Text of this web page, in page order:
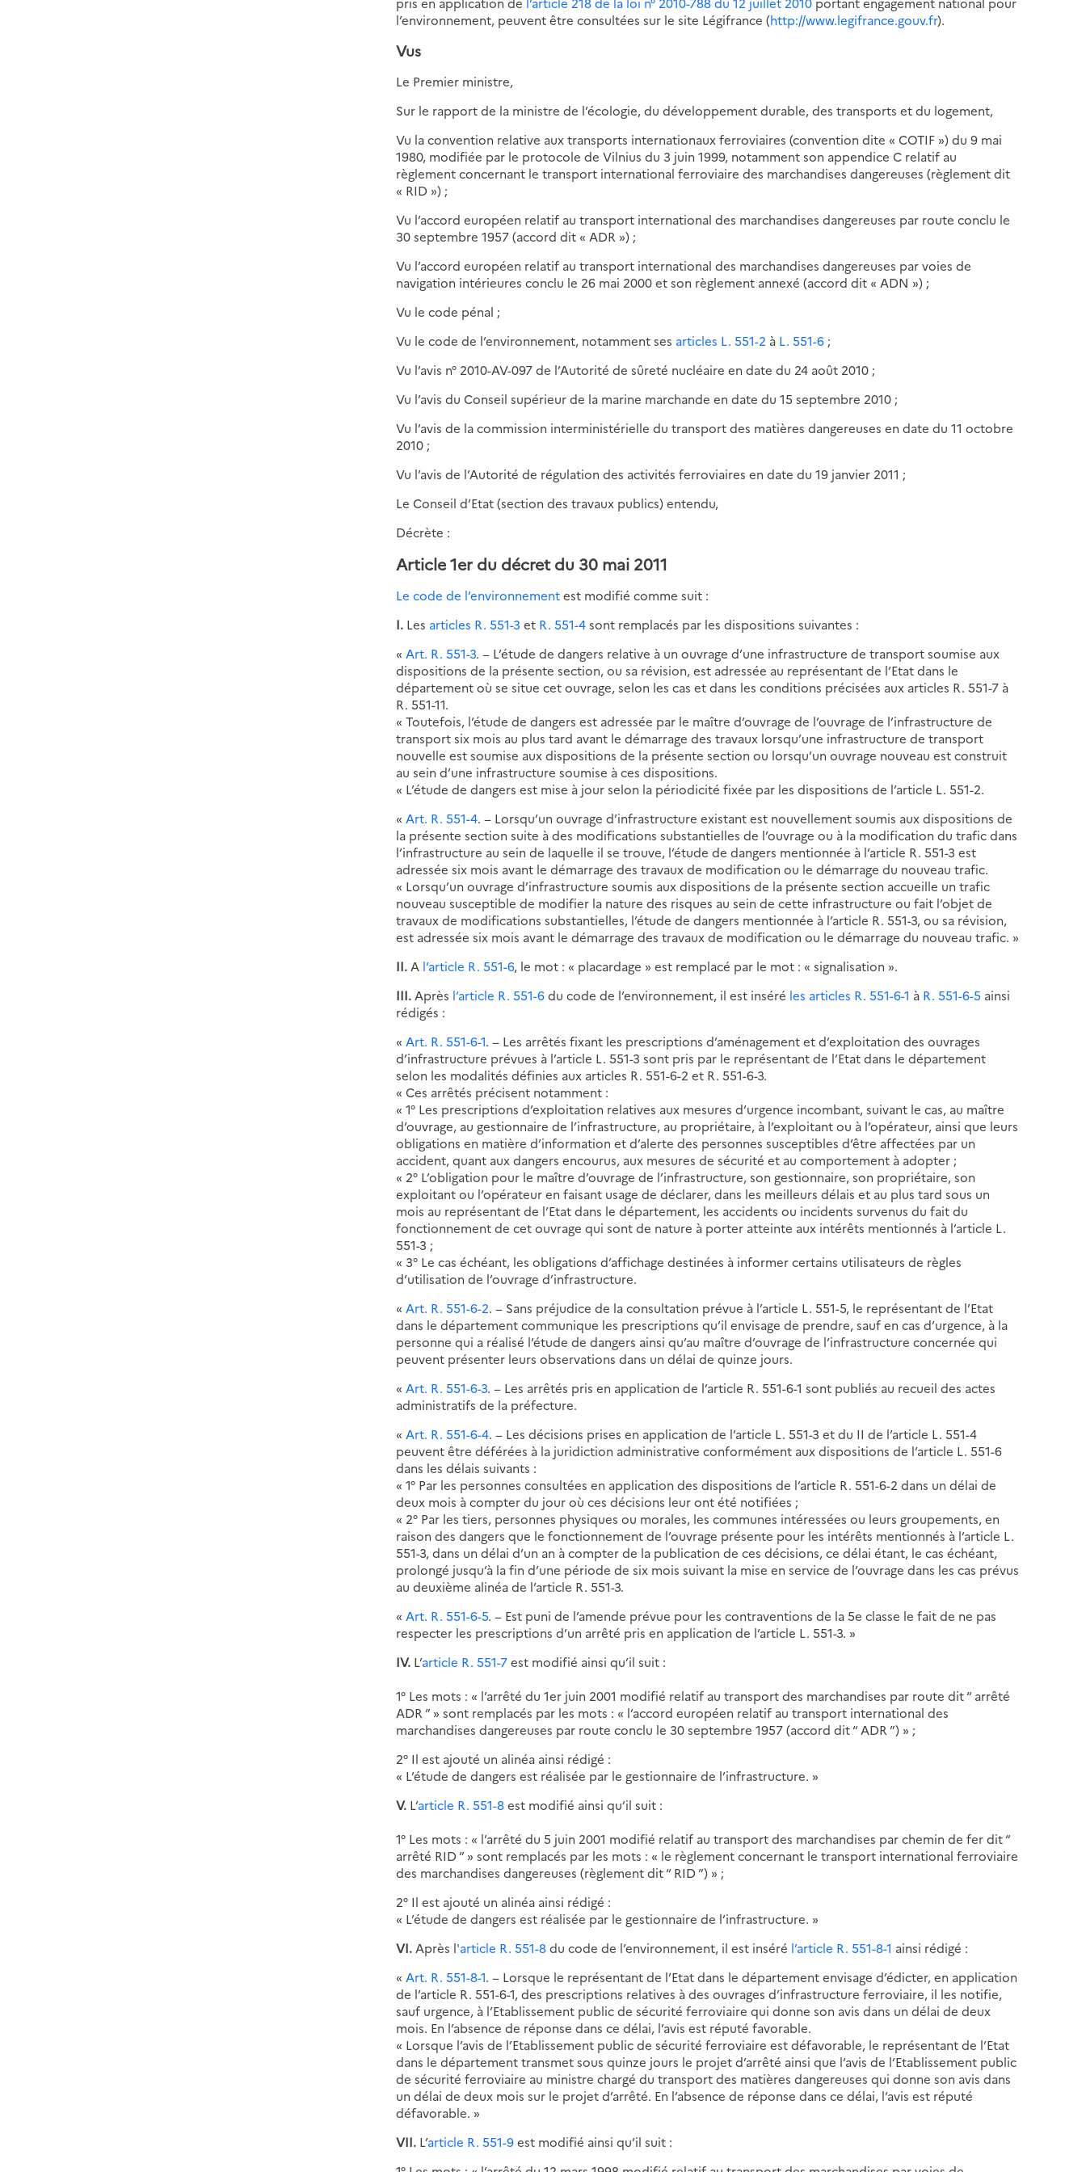
l’environnement, peuvent être consultées sur le site Légifrance (http://www.legifrance.gouv.fr).
Vus
Le Premier ministre,
Sur le rapport de la ministre de l’écologie, du développement durable, des transports et du logement,
Vu la convention relative aux transports internationaux ferroviaires (convention dite « COTIF ») du 9 mai
1980, modifiée par le protocole de Vilnius du 3 juin 1999, notamment son appendice C relatif au
règlement concernant le transport international ferroviaire des marchandises dangereuses (règlement dit
« RID ») ;
Vu l’accord européen relatif au transport international des marchandises dangereuses par route conclu le
30 septembre 1957 (accord dit « ADR ») ;
Vu l’accord européen relatif au transport international des marchandises dangereuses par voies de
navigation intérieures conclu le 26 mai 2000 et son règlement annexé (accord dit « ADN ») ;
Vu le code pénal ;
Vu le code de l’environnement, notamment ses articles L. 551-2 à L. 551-6 ;
Vu l’avis n° 2010-AV-097 de l’Autorité de sûreté nucléaire en date du 24 août 2010 ;
Vu l’avis du Conseil supérieur de la marine marchande en date du 15 septembre 2010 ;
Vu l’avis de la commission interministérielle du transport des matières dangereuses en date du 11 octobre
2010 ;
Vu l’avis de l’Autorité de régulation des activités ferroviaires en date du 19 janvier 2011 ;
Le Conseil d’Etat (section des travaux publics) entendu,
Décrète :
Article 1er du décret du 30 mai 2011
Le code de l’environnementest modifié comme suit :
I. Les articles R. 551-3 et R. 551-4sont remplacés par les dispositions suivantes :
« Art. R. 551-3. − L’étude de dangers relative à un ouvrage d’une infrastructure de transport soumise aux
dispositions de la présente section, ou sa révision, est adressée au représentant de l’Etat dans le
département où se situe cet ouvrage, selon les cas et dans les conditions précisées aux articles R. 551-7 à
R. 551-11.
« Toutefois, l’étude de dangers est adressée par le maître d’ouvrage de l’ouvrage de l’infrastructure de
transport six mois au plus tard avant le démarrage des travaux lorsqu’une infrastructure de transport
nouvelle est soumise aux dispositions de la présente section ou lorsqu’un ouvrage nouveau est construit
au sein d’une infrastructure soumise à ces dispositions.
« L’étude de dangers est mise à jour selon la périodicité fixée par les dispositions de l’article L. 551-2.
« Art. R. 551-4. − Lorsqu’un ouvrage d’infrastructure existant est nouvellement soumis aux dispositions de
la présente section suite à des modifications substantielles de l’ouvrage ou à la modification du trafic dans
l’infrastructure au sein de laquelle il se trouve, l’étude de dangers mentionnée à l’article R. 551-3 est
adressée six mois avant le démarrage des travaux de modification ou le démarrage du nouveau trafic.
« Lorsqu’un ouvrage d’infrastructure soumis aux dispositions de la présente section accueille un trafic
nouveau susceptible de modifier la nature des risques au sein de cette infrastructure ou fait l’objet de
travaux de modifications substantielles, l’étude de dangers mentionnée à l’article R. 551-3, ou sa révision,
est adressée six mois avant le démarrage des travaux de modification ou le démarrage du nouveau trafic. »
II. A l’article R. 551-6, le mot : « placardage » est remplacé par le mot : « signalisation ».
III. Après l’article R. 551-6du code de l’environnement, il est inséré les articles R. 551-6-1 à R. 551-6-5 ainsi
rédigés :
« Art. R. 551-6-1. − Les arrêtés fixant les prescriptions d’aménagement et d’exploitation des ouvrages
d’infrastructure prévues à l’article L. 551-3 sont pris par le représentant de l’Etat dans le département
selon les modalités définies aux articles R. 551-6-2 et R. 551-6-3.
« Ces arrêtés précisent notamment :
« 1° Les prescriptions d’exploitation relatives aux mesures d’urgence incombant, suivant le cas, au maître
d’ouvrage, au gestionnaire de l’infrastructure, au propriétaire, à l’exploitant ou à l’opérateur, ainsi que leurs
obligations en matière d’information et d’alerte des personnes susceptibles d’être affectées par un
accident, quant aux dangers encourus, aux mesures de sécurité et au comportement à adopter ;
« 2° L’obligation pour le maître d’ouvrage de l’infrastructure, son gestionnaire, son propriétaire, son
exploitant ou l’opérateur en faisant usage de déclarer, dans les meilleurs délais et au plus tard sous un
mois au représentant de l’Etat dans le département, les accidents ou incidents survenus du fait du
fonctionnement de cet ouvrage qui sont de nature à porter atteinte aux intérêts mentionnés à l’article L.
551-3 ;
« 3° Le cas échéant, les obligations d’affichage destinées à informer certains utilisateurs de règles
d’utilisation de l’ouvrage d’infrastructure.
« Art. R. 551-6-2. − Sans préjudice de la consultation prévue à l’article L. 551-5, le représentant de l’Etat
dans le département communique les prescriptions qu’il envisage de prendre, sauf en cas d’urgence, à la
personne qui a réalisé l’étude de dangers ainsi qu’au maître d’ouvrage de l’infrastructure concernée qui
peuvent présenter leurs observations dans un délai de quinze jours.
« Art. R. 551-6-3. − Les arrêtés pris en application de l’article R. 551-6-1 sont publiés au recueil des actes
administratifs de la préfecture.
« Art. R. 551-6-4. − Les décisions prises en application de l’article L. 551-3 et du II de l’article L. 551-4
peuvent être déférées à la juridiction administrative conformément aux dispositions de l’article L. 551-6
dans les délais suivants :
« 1° Par les personnes consultées en application des dispositions de l’article R. 551-6-2 dans un délai de
deux mois à compter du jour où ces décisions leur ont été notifiées ;
« 2° Par les tiers, personnes physiques ou morales, les communes intéressées ou leurs groupements, en
raison des dangers que le fonctionnement de l’ouvrage présente pour les intérêts mentionnés à l’article L.
551-3, dans un délai d’un an à compter de la publication de ces décisions, ce délai étant, le cas échéant,
prolongé jusqu’à la fin d’une période de six mois suivant la mise en service de l’ouvrage dans les cas prévus
au deuxième alinéa de l’article R. 551-3.
« Art. R. 551-6-5. − Est puni de l’amende prévue pour les contraventions de la 5e classe le fait de ne pas
respecter les prescriptions d’un arrêté pris en application de l’article L. 551-3. »
IV. L’article R. 551-7est modifié ainsi qu’il suit :
1° Les mots : « l’arrêté du 1er juin 2001 modifié relatif au transport des marchandises par route dit “ arrêté
ADR ” » sont remplacés par les mots : « l’accord européen relatif au transport international des
marchandises dangereuses par route conclu le 30 septembre 1957 (accord dit “ ADR ”) » ;
2° Il est ajouté un alinéa ainsi rédigé :
« L’étude de dangers est réalisée par le gestionnaire de l’infrastructure. »
V. L’article R. 551-8est modifié ainsi qu’il suit :
1° Les mots : « l’arrêté du 5 juin 2001 modifié relatif au transport des marchandises par chemin de fer dit “
arrêté RID ” » sont remplacés par les mots : « le règlement concernant le transport international ferroviaire
des marchandises dangereuses (règlement dit “ RID ”) » ;
2° Il est ajouté un alinéa ainsi rédigé :
« L’étude de dangers est réalisée par le gestionnaire de l’infrastructure. »
VI. Après l'article R. 551-8du code de l’environnement, il est inséré l’article R. 551-8-1 ainsi rédigé :
« Art. R. 551-8-1. − Lorsque le représentant de l’Etat dans le département envisage d’édicter, en application
de l’article R. 551-6-1, des prescriptions relatives à des ouvrages d’infrastructure ferroviaire, il les notifie,
sauf urgence, à l’Etablissement public de sécurité ferroviaire qui donne son avis dans un délai de deux
mois. En l’absence de réponse dans ce délai, l’avis est réputé favorable.
« Lorsque l’avis de l’Etablissement public de sécurité ferroviaire est défavorable, le représentant de l’Etat
dans le département transmet sous quinze jours le projet d’arrêté ainsi que l’avis de l’Etablissement public
de sécurité ferroviaire au ministre chargé du transport des matières dangereuses qui donne son avis dans
un délai de deux mois sur le projet d’arrêté. En l’absence de réponse dans ce délai, l’avis est réputé
défavorable. »
VII. L’article R. 551-9est modifié ainsi qu’il suit :